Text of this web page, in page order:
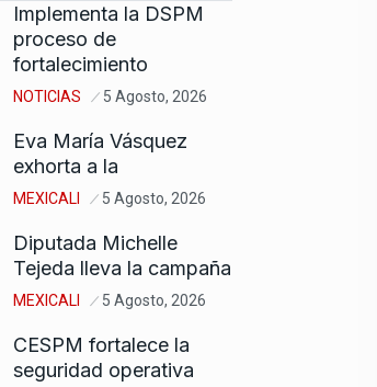
Implementa la DSPM
proceso de
fortalecimiento
NOTICIAS 5 Agosto, 2026
Eva María Vásquez
exhorta a la
MEXICALI 5 Agosto, 2026
Diputada Michelle
Tejeda lleva la campaña
MEXICALI 5 Agosto, 2026
CESPM fortalece la
seguridad operativa